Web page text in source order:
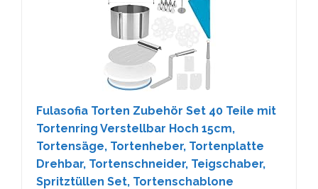
Fulasofia Torten Zubehör Set 40 Teile mit
Tortenring Verstellbar Hoch 15cm,
Tortensäge, Tortenheber, Tortenplatte
Drehbar, Tortenschneider, Teigschaber,
Spritztüllen Set, Tortenschablone